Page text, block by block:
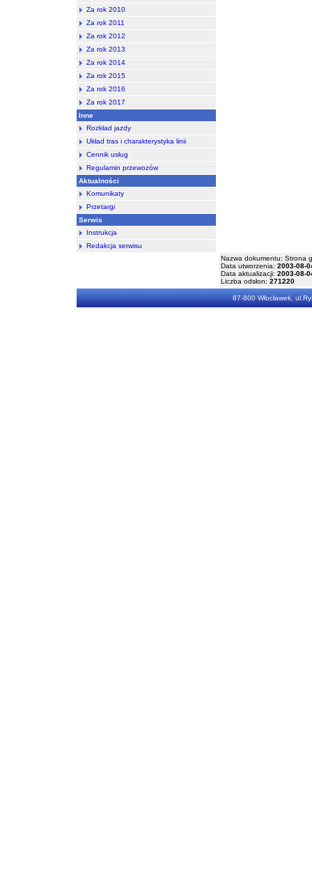
Za rok 2010
Za rok 2011
Za rok 2012
Za rok 2013
Za rok 2014
Za rok 2015
Za rok 2016
Za rok 2017
Inne
Rozkład jazdy
Układ tras i charakterystyka linii
Cennik usług
Regulamin przewozów
Aktualności
Komunikaty
Przetargi
Serwis
Instrukcja
Redakcja serwisu
Nazwa dokumentu: Strona
Data utworzenia: 2003-08-
Data aktualizacji: 2003-08-
Liczba odsłon: 271220
87-800 Włocławek,